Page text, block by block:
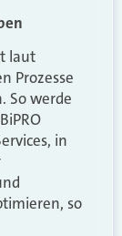
laut
Prozesse
So werde
in
so